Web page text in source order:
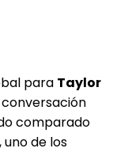
para Taylor
comparado
uno de los